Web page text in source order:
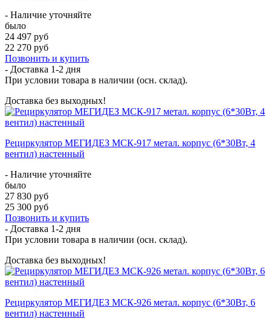
- Наличие уточняйте
было
24 497 руб
22 270 руб
Позвонить и купить
- Доставка 1-2 дня
При условии товара в наличии (осн. склад).
Доставка без выходных!
Рециркулятор МЕГИДЕЗ МСК-917 метал. корпус (6*30Вт, 4
вентил) настенный
- Наличие уточняйте
было
27 830 руб
25 300 руб
Позвонить и купить
- Доставка 1-2 дня
При условии товара в наличии (осн. склад).
Доставка без выходных!
Рециркулятор МЕГИДЕЗ МСК-926 метал. корпус (6*30Вт, 6
вентил) настенный